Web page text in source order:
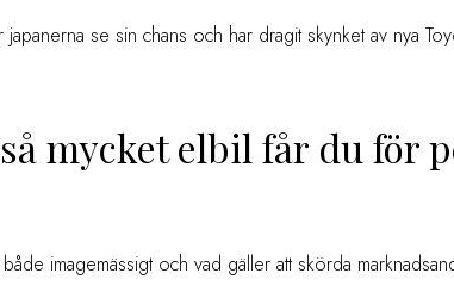
se sin chans och har dragit skynket av nya
mycket elbil får du för
imagemässigt och vad gäller att skörda